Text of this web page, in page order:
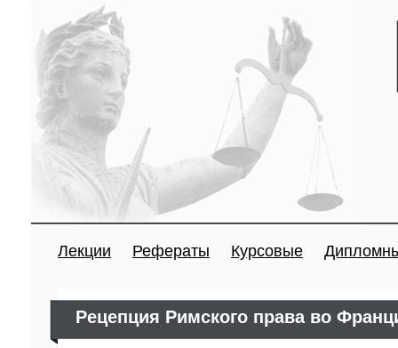
Лекции Рефераты Курсовые
Рецепция Римского права во